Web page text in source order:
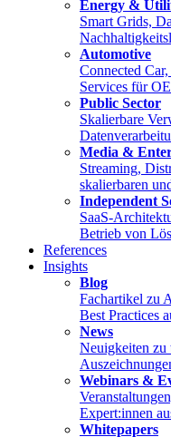
Energy &
Smart Grids,
Automotive
Connected
Services für
Public Sector
Skalierbare
Media &
Streaming,
skalierbaren
Independent
SaaS-
Betrieb von
References
Insights
Blog
Fachartikel zu
Best Practices
News
Neuigkeiten zu
Webinars &
Expert:innen
Whitepapers